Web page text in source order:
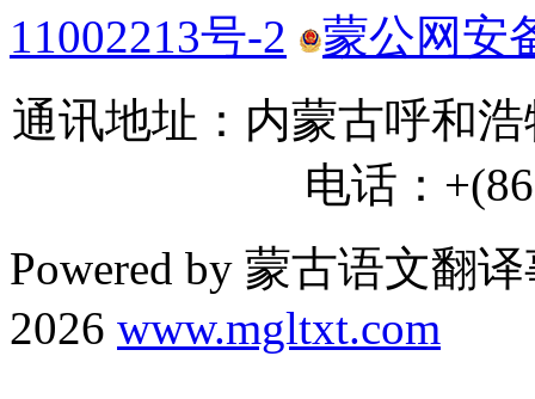
11002213号-2
蒙公网安
通讯地址：内蒙古呼和
电话：
Powered by 蒙古语文翻
2026 www.mgltxt.com